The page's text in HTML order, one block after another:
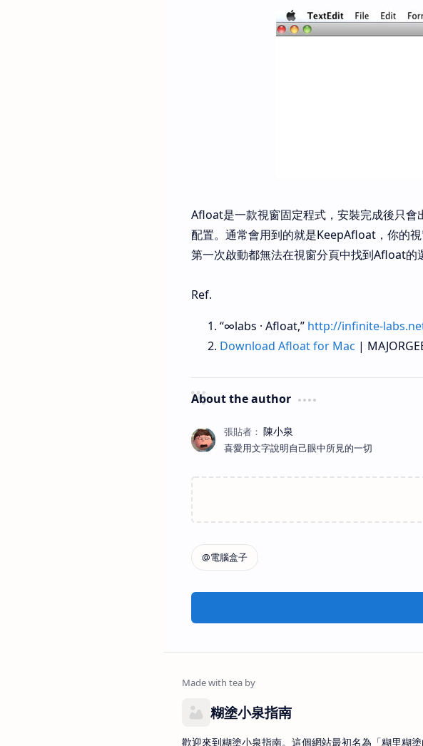
Afloat是一款視窗固定程式，安裝完成後只
配置。通常會用到的就是KeepAfloat，你的
第一次啟動都無法在視窗分頁中找到Afloat的
Ref.
“∞labs · Afloat,” http://infinite-
Download Afloat for Mac |
About the author
喜愛用文字說明自己眼中所見的一切
糊塗小泉指南
歡迎來到糊塗小泉指南。這個網站最初名為「糊里糊